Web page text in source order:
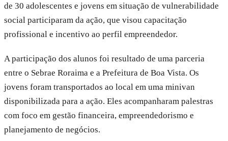
de 30 adolescentes e jovens em situação de vulnerabilidade
social participaram da ação, que visou capacitação
profissional e incentivo ao perfil empreendedor.
A participação dos alunos foi resultado de uma parceria
entre o Sebrae Roraima e a Prefeitura de Boa Vista. Os
jovens foram transportados ao local em uma minivan
disponibilizada para a ação. Eles acompanharam palestras
com foco em gestão financeira, empreendedorismo e
planejamento de negócios.